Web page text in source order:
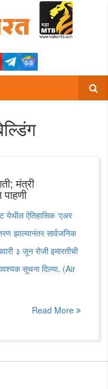
मंत्री
ऐतिहासिक ‘एअर
झाल्यानंतर सार्वजनिक
३ जून रोजी इमारतीची
सूचना दिल्या. (Air
Read More